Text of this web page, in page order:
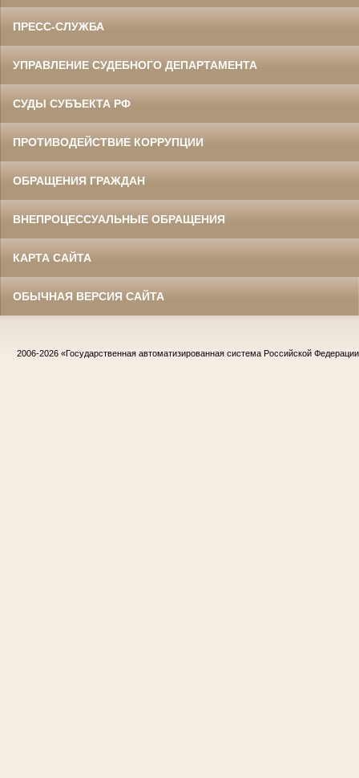
ПРЕСС-СЛУЖБА
УПРАВЛЕНИЕ СУДЕБНОГО ДЕПАРТАМЕНТА
СУДЫ СУБЪЕКТА РФ
ПРОТИВОДЕЙСТВИЕ КОРРУПЦИИ
ОБРАЩЕНИЯ ГРАЖДАН
ВНЕПРОЦЕССУАЛЬНЫЕ ОБРАЩЕНИЯ
КАРТА САЙТА
ОБЫЧНАЯ ВЕРСИЯ САЙТА
2006-2026 «Государственная автоматизированная система Российской